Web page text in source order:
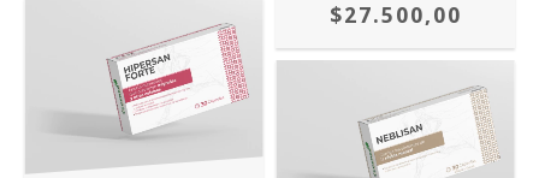
$27.500,00